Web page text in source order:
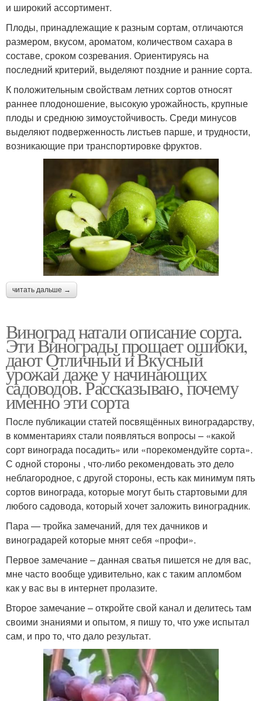
и широкий ассортимент.
Плоды, принадлежащие к разным сортам, отличаются
размером, вкусом, ароматом, количеством сахара в
составе, сроком созревания. Ориентируясь на
последний критерий, выделяют поздние и ранние сорта.
К положительным свойствам летних сортов относят
раннее плодоношение, высокую урожайность, крупные
плоды и среднюю зимоустойчивость. Среди минусов
выделяют подверженность листьев парше, и трудности,
возникающие при транспортировке фруктов.
читать дальше →
Виноград натали описание сорта.
Эти Винограды прощает ошибки,
дают Отличный и Вкусный
урожай даже у начинающих
садоводов. Рассказываю, почему
именно эти сорта
После публикации статей посвящённых виноградарству,
в комментариях стали появляться вопросы – «какой
сорт винограда посадить» или «порекомендуйте сорта».
С одной стороны , что-либо рекомендовать это дело
неблагородное, с другой стороны, есть как минимум пять
сортов винограда, которые могут быть стартовыми для
любого садовода, который хочет заложить виноградник.
Пара — тройка замечаний, для тех дачников и
виноградарей которые мнят себя «профи».
Первое замечание – данная сватья пишется не для вас,
мне часто вообще удивительно, как с таким апломбом
как у вас вы в интернет пролазите.
Второе замечание – откройте свой канал и делитесь там
своими знаниями и опытом, я пишу то, что уже испытал
сам, и про то, что дало результат.